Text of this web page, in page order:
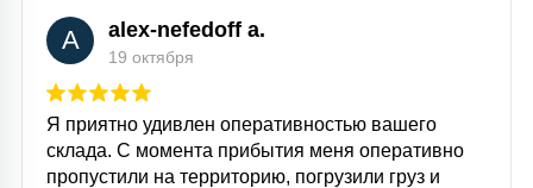
A alex-nefedoff a.
19 октября
Я приятно удивлен оперативностью вашего
склада. С момента прибытия меня оперативно
пропустили на территорию, погрузили груз и